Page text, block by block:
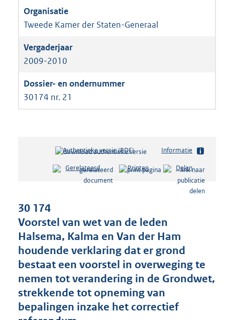
Tweede Kamer der Staten-Generaal
2009-2010
30174 nr. 21
Authentieke versie (PDF)b
s
s
g
o
o
t
e
:
Informatie
Gerelateerd Printen Delen
30 174
Voorstel van wet van de leden
Halsema, Kalma en Van der Ham
houdende verklaring dat er grond
bestaat een voorstel in overweging te
nemen tot verandering in de Grondwet,
strekkende tot opneming van
bepalingen inzake het correctief